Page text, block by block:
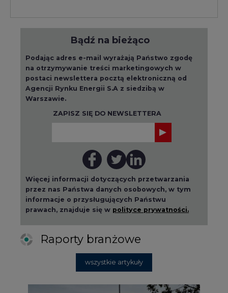
Bądź na bieżąco
Podając adres e-mail wyrażają Państwo zgodę
na otrzymywanie treści marketingowych w
postaci newslettera pocztą elektroniczną od
Agencji Rynku Energii S.A z siedzibą w
Warszawie.
ZAPISZ SIĘ DO NEWSLETTERA
Więcej informacji dotyczących przetwarzania
przez nas Państwa danych osobowych, w tym
informacje o przysługujących Państwu
prawach, znajduje się w polityce prywatności.
Raporty branżowe
wszystkie artykuły